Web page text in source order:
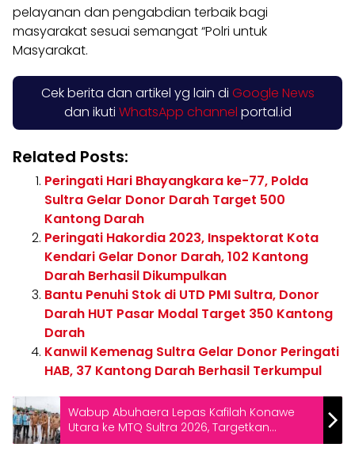
pelayanan dan pengabdian terbaik bagi
masyarakat sesuai semangat “Polri untuk
Masyarakat.
Cek berita dan artikel yg lain di Google News
dan ikuti WhatsApp channel portal.id
Related Posts:
Peringati Hari Bhayangkara ke-77, Polda
Sultra Gelar Donor Darah Target 500
Kantong Darah
Peringati Hakordia 2023, Inspektorat Kota
Kendari Gelar Donor Darah, 102 Kantong
Darah Berhasil Dikumpulkan
Bantu Penuhi Stok di UTD PMI Sultra, Donor
Darah HUT Pasar Modal Target 350 Kantong
Darah
Kanwil Kemenag Sultra Gelar Donor Peringati
HAB, 37 Kantong Darah Berhasil Terkumpul
Wabup Abuhaera Lepas Kafilah Konawe
Utara ke MTQ Sultra 2026, Targetkan
Prestasi dan Harumkan Nama Daerah